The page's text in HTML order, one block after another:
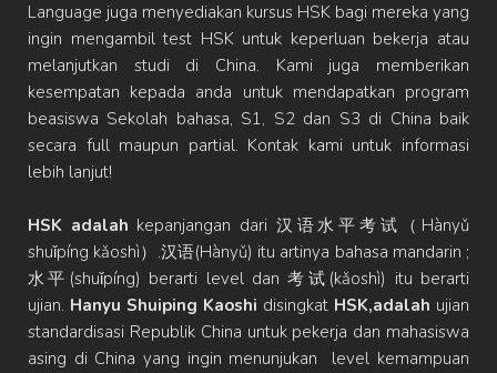
Language juga menyediakan kursus HSK bagi mereka yang
ingin mengambil test HSK untuk keperluan bekerja atau
melanjutkan studi di China. Kami juga memberikan
kesempatan kepada anda untuk mendapatkan program
beasiswa Sekolah bahasa, S1, S2 dan S3 di China baik
secara full maupun partial. Kontak kami untuk informasi
lebih lanjut!
HSK adalah kepanjangan dari 汉语水平考试（Hànyǔ
shuǐpíng kǎoshì）.汉语(Hànyǔ) itu artinya bahasa mandarin ;
水平(shuǐpíng) berarti level dan 考试(kǎoshì) itu berarti
ujian. Hanyu Shuiping Kaoshi disingkat HSK,adalah ujian
standardisasi Republik China untuk pekerja dan mahasiswa
asing di China yang ingin menunjukan level kemampuan